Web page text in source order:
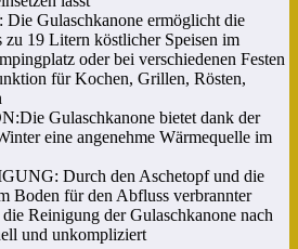
Gulaschkanone ermöglicht die
zu 19 Litern köstlicher Speisen im
oder bei verschiedenen Festen
für Kochen, Grillen, Rösten,
Gulaschkanone bietet dank der
eine angenehme Wärmequelle im
Durch den Aschetopf und die
Boden für den Abfluss verbrannter
Reinigung der Gulaschkanone nach
und unkompliziert